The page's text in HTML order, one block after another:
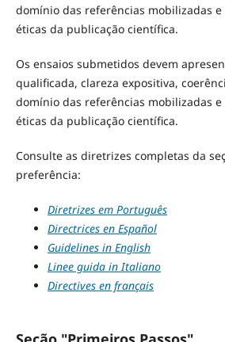
domínio das referências mobilizadas
éticas da publicação científica.
Os ensaios submetidos devem
qualificada, clareza expositiva,
domínio das referências mobilizadas
éticas da publicação científica.
Consulte as diretrizes completas da
preferência:
Diretrizes em Português
Directrices en Español
Guidelines in English
Linee guida in Italiano
Directives en français